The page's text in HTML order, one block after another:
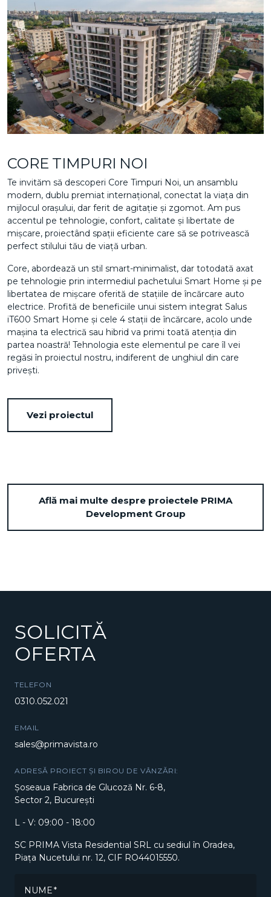
CORE TIMPURI NOI
Te invităm să descoperi Core Timpuri Noi, un ansamblu
modern, dublu premiat internațional, conectat la viața din
mijlocul orașului, dar ferit de agitație și zgomot. Am pus
accentul pe tehnologie, confort, calitate și libertate de
mișcare, proiectând spații eficiente care să se potrivească
perfect stilului tău de viață urban.
Core, abordează un stil smart-minimalist, dar totodată axat
pe tehnologie prin intermediul pachetului Smart Home și pe
libertatea de mișcare oferită de stațiile de încărcare auto
electrice. Profită de beneficiile unui sistem integrat Salus
iT600 Smart Home și cele 4 stații de încărcare, acolo unde
mașina ta electrică sau hibrid va primi toată atenția din
partea noastră! Tehnologia este elementul pe care îl vei
regăsi în proiectul nostru, indiferent de unghiul din care
privești.
Vezi proiectul
Află mai multe despre proiectele PRIMA
Development Group
SOLICITĂ
OFERTA
TELEFON
0310.052.021
EMAIL
sales@primavista.ro
ADRESĂ PROIECT ȘI BIROU DE VÂNZĂRI:
Șoseaua Fabrica de Glucoză Nr. 6-8,
Sector 2, București
L - V: 09:00 - 18:00
SC PRIMA Vista Residential SRL cu sediul în Oradea,
Piața Nucetului nr. 12, CIF RO44015550.
NUME